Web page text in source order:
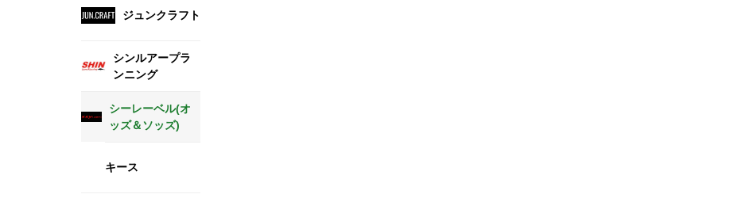
ジュンクラフト
シンルアープラ
ンニング
シーレーベル(オ
ッズ＆ソッズ)
キース